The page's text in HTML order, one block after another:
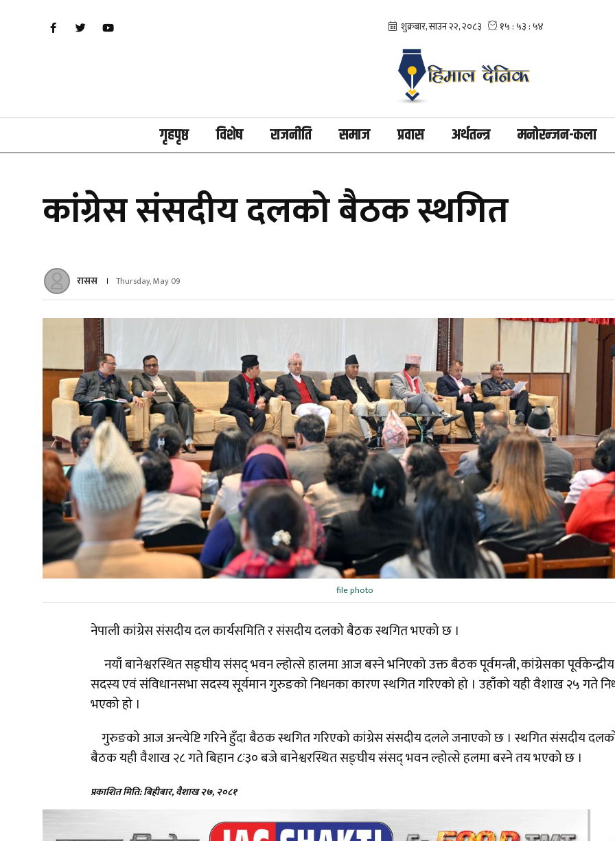
गृहपृष्ठ विशेष राजनीति समाज प्रवास अर्थतन्त्र मनोरन्जन-कला
कांग्रेस संसदीय दलको बैठक स्थगित
रासस Thursday, May 09
file photo
नेपाली कांग्रेस संसदीय दल कार्यसमिति र संसदीय दलको बैठक स्थगित भएको छ ।
नयाँ बानेश्वरस्थित सङ्घीय संसद् भवन ल्होत्से हालमा आज बस्ने भनिएको उक्त बैठक पूर्वमन्त्री, कांग्रेसका पूर्वकेन्द्रीय
सदस्य एवं संविधानसभा सदस्य सूर्यमान गुरुङको निधनका कारण स्थगित गरिएको हो । उहाँको यही वैशाख २५ गते
भएको हो ।
गुरुङको आज अन्त्येष्टि गरिने हुँदा बैठक स्थगित गरिएको कांग्रेस संसदीय दलले जनाएको छ । स्थगित संसदीय
बैठक यही वैशाख २८ गते बिहान ८ः३० बजे बानेश्वरस्थित सङ्घीय संसद् भवन ल्होत्से हलमा बस्ने तय भएको छ ।
प्रकाशित मिति: बिहीबार, वैशाख २७, २०८१